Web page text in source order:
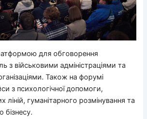
для обговорення
з військовими адміністраціями та
Також на форумі
з психологічної допомоги,
ліній, гуманітарного розмінування та
бізнесу.